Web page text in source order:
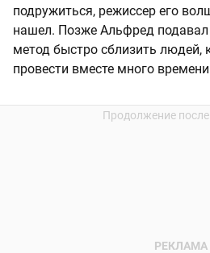
подружиться, режиссер его
нашел. Позже Альфред подавал
метод быстро сблизить людей,
провести вместе много